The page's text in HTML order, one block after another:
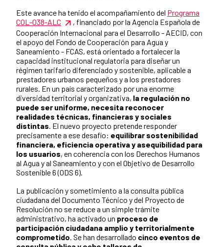
Este avance ha tenido el acompañamiento del Programa
COL-038-ALC
, financiado por la Agencia Española de
Cooperación Internacional para el Desarrollo - AECID, con
el apoyo del Fondo de Cooperación para Agua y
Saneamiento - FCAS, está orientado a fortalecer la
capacidad institucional regulatoria para diseñar un
régimen tarifario diferenciado y sostenible, aplicable a
prestadores urbanos pequeños y a los prestadores
rurales. En un país caracterizado por una enorme
diversidad territorial y organizativa, la regulación no
puede ser uniforme, necesita reconocer
realidades técnicas, financieras y sociales
distintas. El nuevo proyecto pretende responder
precisamente a ese desafío: equilibrar sostenibilidad
financiera, eficiencia operativa y asequibilidad para
los usuarios, en coherencia con los Derechos Humanos
al Agua y al Saneamiento y con el Objetivo de Desarrollo
Sostenible 6 (ODS 6).
La publicación y sometimiento a la consulta pública
ciudadana del Documento Técnico y del Proyecto de
Resolución no se reduce a un simple trámite
administrativo, ha activado un proceso de
participación ciudadana amplio y territorialmente
comprometido. Se han desarrollado cinco eventos de